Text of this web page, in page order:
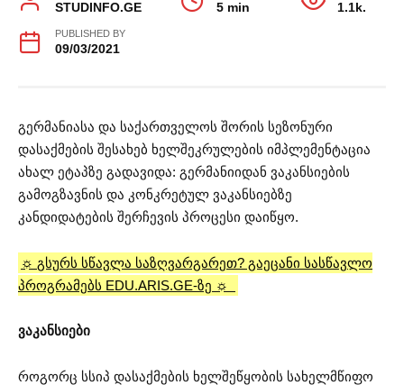
STUDINFO.GE 5 min 1.1k.
PUBLISHED BY
09/03/2021
გერმანიასა და საქართველოს შორის სეზონური
დასაქმების შესახებ ხელშეკრულების იმპლემენტაცია
ახალ ეტაპზე გადავიდა: გერმანიიდან ვაკანსიების
გამოგზავნის და კონკრეტულ ვაკანსიებზე
კანდიდატების შერჩევის პროცესი დაიწყო.
☼ გსურს სწავლა საზღვარგარეთ? გაეცანი სასწავლო
პროგრამებს EDU.ARIS.GE-ზე ☼
ვაკანსიები
როგორც სსიპ დასაქმების ხელშეწყობის სახელმწიფო